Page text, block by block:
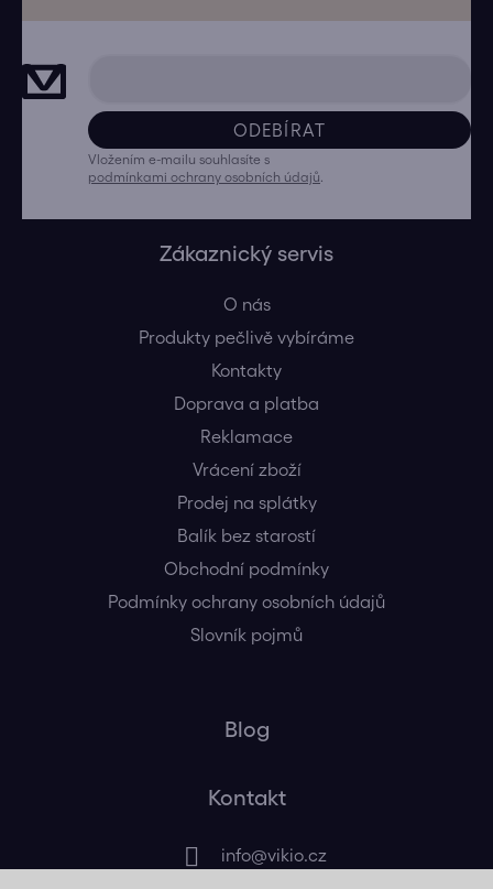
ODEBÍRAT
Vložením e-mailu souhlasíte s
podmínkami ochrany osobních údajů
Zákaznický servis
O nás
Produkty pečlivě vybíráme
Kontakty
Doprava a platba
Reklamace
Vrácení zboží
Prodej na splátky
Balík bez starostí
Obchodní podmínky
Podmínky ochrany osobních údajů
Slovník pojmů
Blog
Kontakt
info@vikio.cz